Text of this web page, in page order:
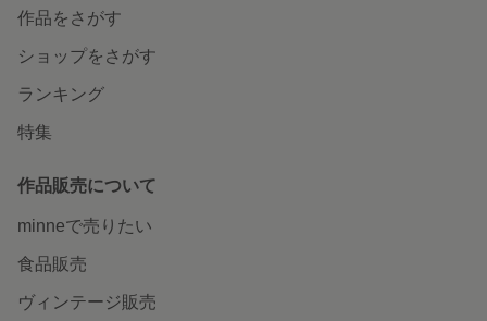
作品をさがす
ショップをさがす
ランキング
特集
作品販売について
minneで売りたい
食品販売
ヴィンテージ販売